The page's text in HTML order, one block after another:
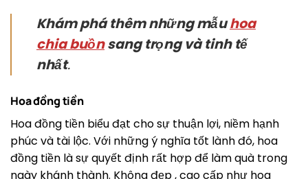
Khám phá thêm những mẫuhoa
chia buồnsang trọng và tinh tế
nhất.
Hoa đồng tiền
Hoa đồng tiền biểu đạt cho sự thuận lợi, niềm hạnh
phúc và tài lộc. Với những ý nghĩa tốt lành đó, hoa
đồng tiền là sự quyết định rất hợp để làm quà trong
ngày khánh thành. Không đẹp , cao cấp như hoa